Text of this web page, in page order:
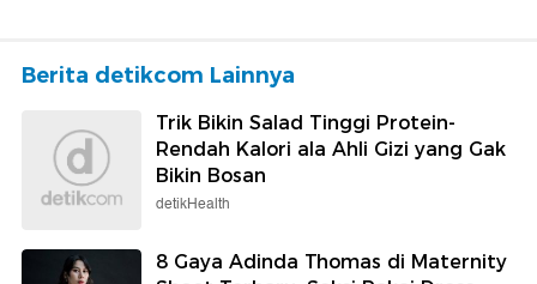
Berita detikcom Lainnya
Trik Bikin Salad Tinggi Protein-
Rendah Kalori ala Ahli Gizi yang Gak
Bikin Bosan
detikHealth
8 Gaya Adinda Thomas di Maternity